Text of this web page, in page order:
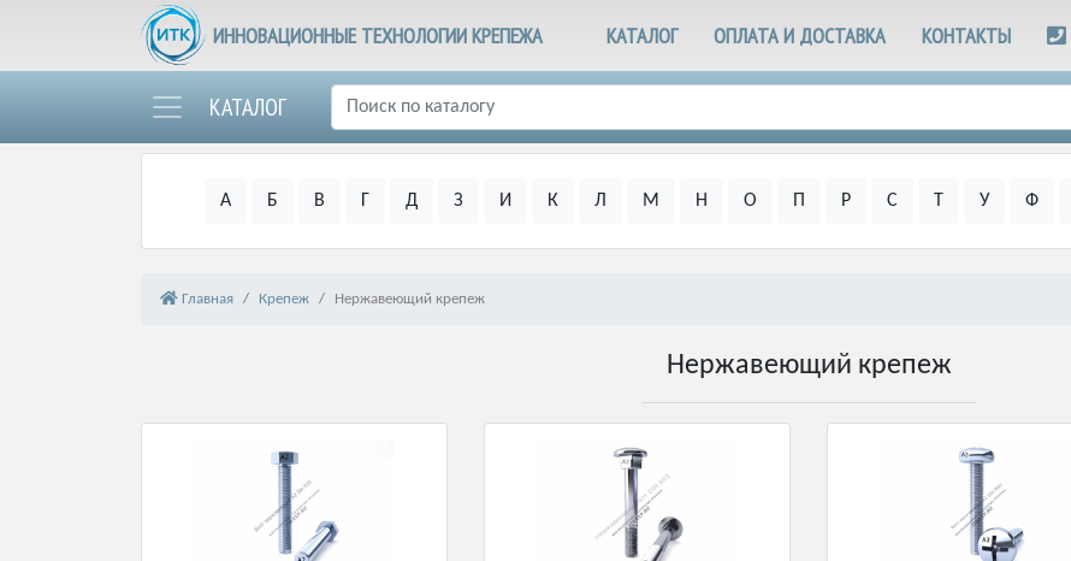
ИННОВАЦИОННЫЕ ТЕХНОЛОГИИ КРЕПЕЖА КАТАЛОГ ОПЛАТА И ДОСТАВКА КОНТАКТЫ
КАТАЛОГ
А Б В Г Д З И К Л М Н О П Р С Т У Ф
Главная Крепеж Нержавеющий крепеж
Нержавеющий крепеж